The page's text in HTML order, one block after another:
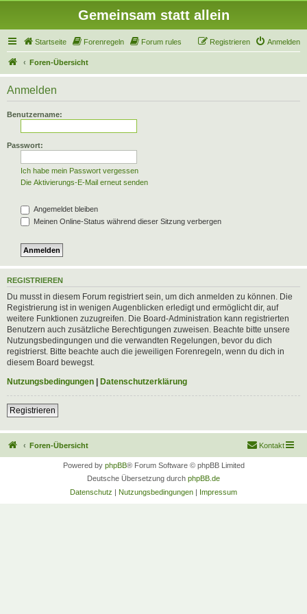
Gemeinsam statt allein
Startseite Forenregeln Forum rules Anmelden
Registrieren
Foren-Übersicht
Anmelden
Benutzername:
Passwort:
Ich habe mein Passwort vergessen
Die Aktivierungs-E-Mail erneut senden
Angemeldet bleiben
Meinen Online-Status während dieser Sitzung verbergen
REGISTRIEREN
Du musst in diesem Forum registriert sein, um dich anmelden zu können. Die
Registrierung ist in wenigen Augenblicken erledigt und ermöglicht dir, auf
weitere Funktionen zuzugreifen. Die Board-Administration kann registrierten
Benutzern auch zusätzliche Berechtigungen zuweisen. Beachte bitte unsere
Nutzungsbedingungen und die verwandten Regelungen, bevor du dich
registrierst. Bitte beachte auch die jeweiligen Forenregeln, wenn du dich in
diesem Board bewegst.
Nutzungsbedingungen | Datenschutzerklärung
Registrieren
Foren-Übersicht Kontakt
Powered by phpBB® Forum Software © phpBB Limited
Deutsche Übersetzung durch phpBB.de
Datenschutz | Nutzungsbedingungen | Impressum